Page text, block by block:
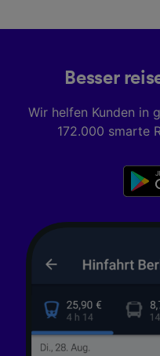
Besser
Wir helfen Kunden in
172.000 smarte
Personalisierte
Entwicklung und
Liste der Partner